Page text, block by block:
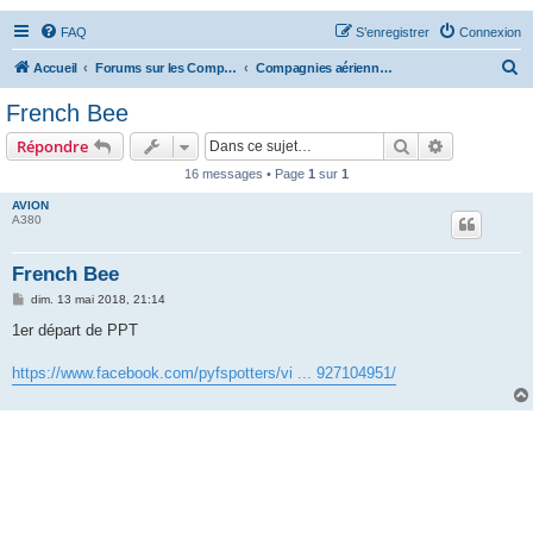
FAQ Connexion
S’enregistrer
Accueil Forums sur les Compagnies Aériennes Compagnies aériennes françaises
French Bee
Répondre Rechercher
16 messages • Page 1 sur 1
AVION
A380
French Bee
M
s
g
e
dim. 13 mai 2018, 21:14
1er départ de PPT
https://www.facebook.com/pyfspotters/vi ... 927104951/